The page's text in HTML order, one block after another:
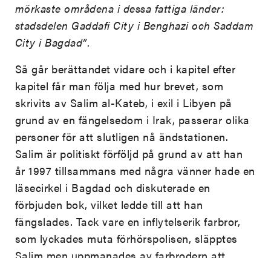
mörkaste områdena i dessa fattiga länder:
stadsdelen Gaddafi City i Benghazi och Saddam
City i Bagdad”.
Så går berättandet vidare och i kapitel efter
kapitel får man följa med hur brevet, som
skrivits av Salim al-Kateb, i exil i Libyen på
grund av en fängelsedom i Irak, passerar olika
personer för att slutligen nå ändstationen.
Salim är politiskt förföljd på grund av att han
år 1997 tillsammans med några vänner hade en
läsecirkel i Bagdad och diskuterade en
förbjuden bok, vilket ledde till att han
fängslades. Tack vare en inflytelserik farbror,
som lyckades muta förhörspolisen, släpptes